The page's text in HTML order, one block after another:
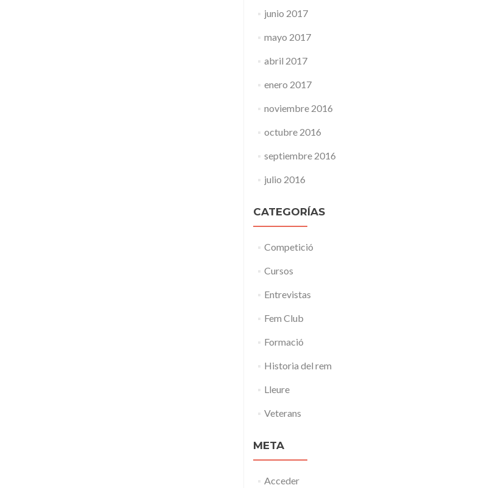
junio 2017
mayo 2017
abril 2017
enero 2017
noviembre 2016
octubre 2016
septiembre 2016
julio 2016
CATEGORÍAS
Competició
Cursos
Entrevistas
Fem Club
Formació
Historia del rem
Lleure
Veterans
META
Acceder